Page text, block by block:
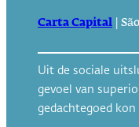
Carta Capital
Uit de sociale
gevoel van
gedachtegoed